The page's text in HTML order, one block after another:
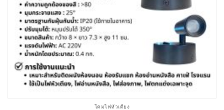
โคมไฟหัวเตียง